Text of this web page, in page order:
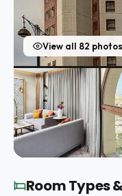
View all 82 photos
Room Types